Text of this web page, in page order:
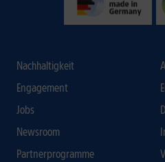
Nachhaltigkeit
Engagement
Jobs
Newsroom
Partnerprogramme